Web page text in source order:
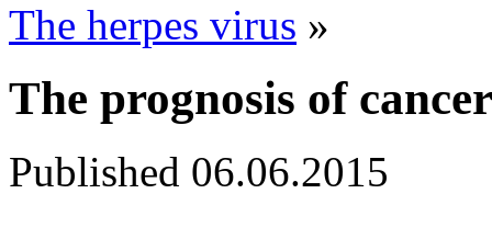
The herpes virus »
The prognosis of
Published 06.06.2015